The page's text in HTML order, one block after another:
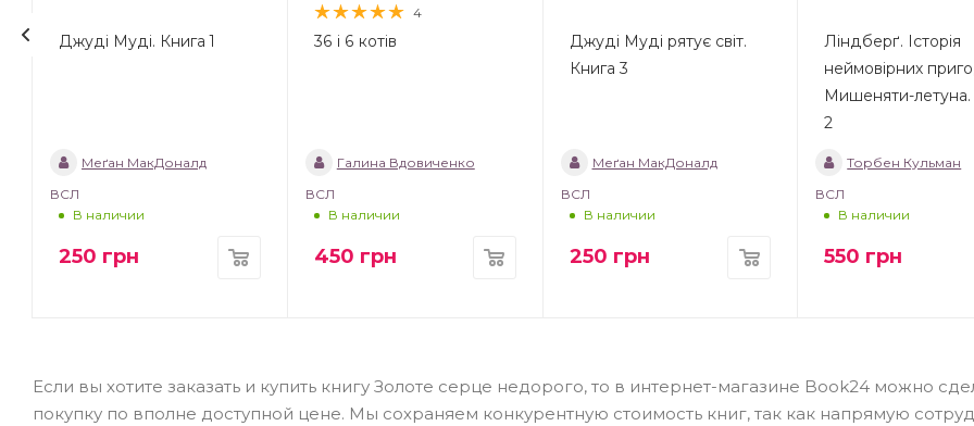
Джуді Муді. Книга 1
Меґан МакДоналд
ВСЛ
В наличии
250 грн
4
36 і 6 котів
Галина Вдовиченко
ВСЛ
В наличии
450 грн
Джуді Муді рятує світ.
Книга 3
Меґан МакДоналд
ВСЛ
В наличии
250 грн
Ліндберґ. Історія
неймовірних
Мишеняти-летуна.
2
Торбен Кульман
ВСЛ
В наличии
550 грн
Если вы хотите заказать и купить книгу Золоте серце недорого, то в интернет-магазине Book24 можно
покупку по вполне доступной цене. Мы сохраняем конкурентную стоимость книг, так как напрямую